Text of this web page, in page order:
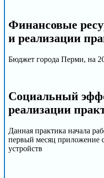
Финансовые
и реализации
Бюджет города Перми, на
Социальный
реализации
Данная практика начала
первый месяц приложение
устройств